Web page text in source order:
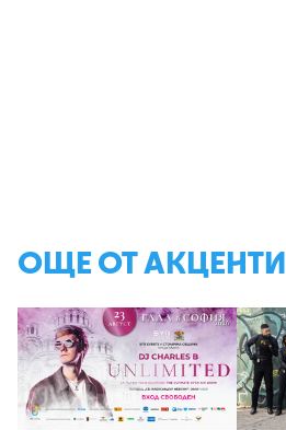
ОЩЕ ОТ АКЦЕНТИ